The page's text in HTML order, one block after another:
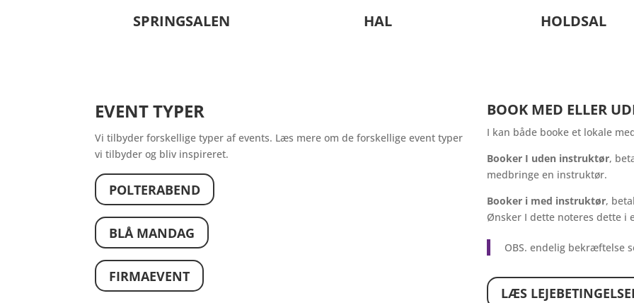
SPRINGSALEN HAL HOLDSAL
EVENT TYPER
Vi tilbyder forskellige typer af events. Læs mere om de forskellige event typer
vi tilbyder og bliv inspireret.
POLTERABEND
BLÅ MANDAG
FIRMAEVENT
BOOK MED ELLER
I kan både booke et lokale
Booker I uden instruktør,
medbringe en instruktør.
Booker i med instruktør,
Ønsker I dette noteres dette i
OBS. endelig bekræftelse
LÆS